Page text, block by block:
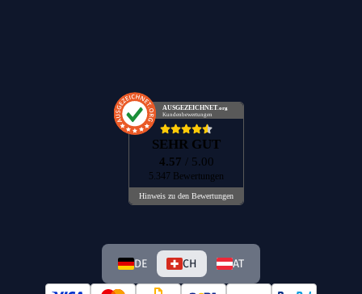
AUSGEZEICHNET .org
Kundenbewertungen
SEHR GUT
4.57 / 5.00
5.347 Bewertungen
Hinweis zu den Bewertungen
DE CH AT